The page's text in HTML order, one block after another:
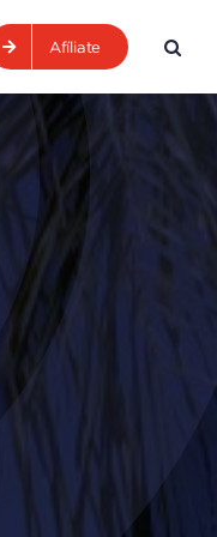
Afíliate